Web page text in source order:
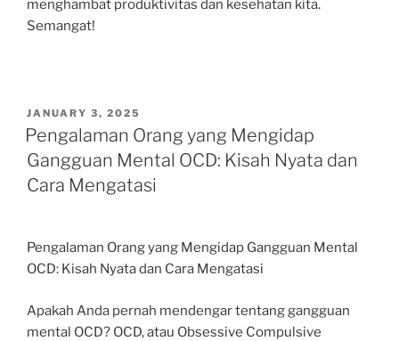
menghambat produktivitas dan kesehatan kita.
Semangat!
POSTED
ON
JANUARY 3, 2025
Pengalaman Orang yang Mengidap
Gangguan Mental OCD: Kisah Nyata dan
Cara Mengatasi
Pengalaman Orang yang Mengidap Gangguan Mental
OCD: Kisah Nyata dan Cara Mengatasi
Apakah Anda pernah mendengar tentang gangguan
mental OCD? OCD, atau Obsessive Compulsive